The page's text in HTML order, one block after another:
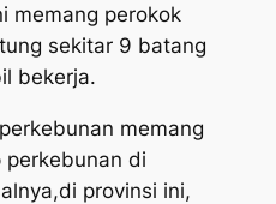
memang perokok
sekitar 9 batang
bekerja.
memang
di
provinsi ini,